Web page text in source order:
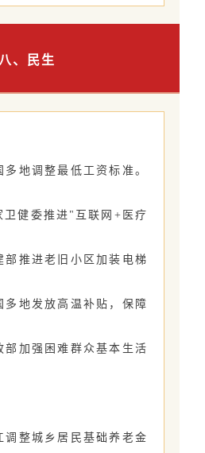
八、民生
地调整最低工资标准。
健委推进"互联网+医疗
推进老旧小区加装电梯
地发放高温补贴，保障
加强困难群众基本生活
整城乡居民基础养老金